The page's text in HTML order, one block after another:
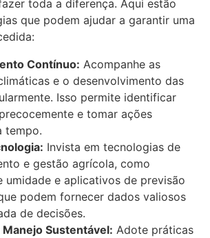
toda a diferença. Aqui estão
que podem ajudar a garantir uma
Contínuo: Acompanhe as
e o desenvolvimento das
Isso permite identificar
e tomar ações
tempo.
Invista em tecnologias de
e gestão agrícola, como
umidade e aplicativos de previsão
podem fornecer dados valiosos
de decisões.
Manejo Sustentável: Adote práticas